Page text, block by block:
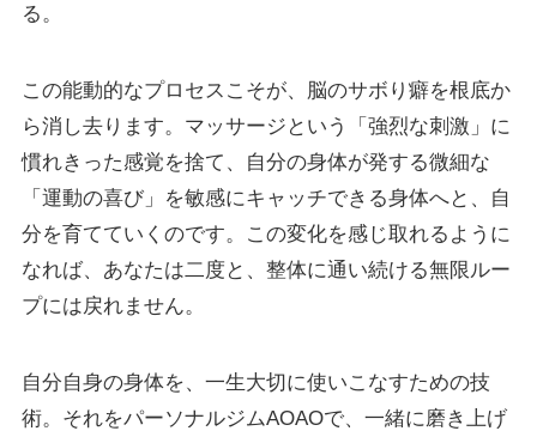
る。
この能動的なプロセスこそが、脳のサボり癖を根底か
ら消し去ります。マッサージという「強烈な刺激」に
慣れきった感覚を捨て、自分の身体が発する微細な
「運動の喜び」を敏感にキャッチできる身体へと、自
分を育てていくのです。この変化を感じ取れるように
なれば、あなたは二度と、整体に通い続ける無限ルー
プには戻れません。
自分自身の身体を、一生大切に使いこなすための技
術。それをパーソナルジムAOAOで、一緒に磨き上げ